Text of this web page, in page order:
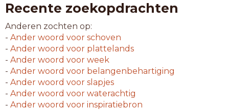
Recente zoekopdrachten
Anderen zochten op:
- Ander woord voor schoven
- Ander woord voor plattelands
- Ander woord voor week
- Ander woord voor belangenbehartiging
- Ander woord voor slapjes
- Ander woord voor waterachtig
- Ander woord voor inspiratiebron